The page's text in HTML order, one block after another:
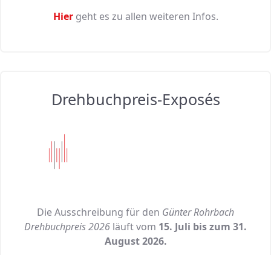
Hiergeht es zu allen weiteren Infos.
Drehbuchpreis-Exposés
Die Ausschreibung für den Günter Rohrbach
Drehbuchpreis 2026 läuft vom 15. Juli bis zum 31.
August 2026.